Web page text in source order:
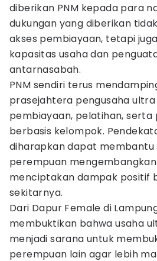
diberikan PNM kepada para
dukungan yang diberikan
akses pembiayaan, tetapi
kapasitas usaha dan
antarnasabah.
PNM sendiri terus
prasejahtera pengusaha
pembiayaan, pelatihan, serta
berbasis kelompok.
diharapkan dapat membantu
perempuan mengembangkan
menciptakan dampak positif
sekitarnya.
Dari Dapur Female di
membuktikan bahwa usaha
menjadi sarana untuk
perempuan lain agar lebih